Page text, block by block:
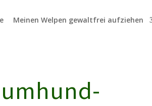
Meinen Welpen gewaltfrei aufziehen